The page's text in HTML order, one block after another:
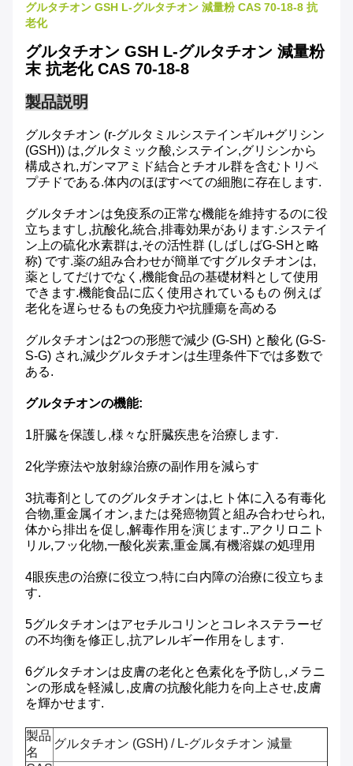
グルタチオン GSH L-グルタチオン 減量粉 CAS 70-18-8 抗
老化
グルタチオン GSH L-グルタチオン 減量粉
末 抗老化 CAS 70-18-8
製品説明
グルタチオン (r-グルタミルシステインギル+グリシン
(GSH)) は,グルタミック酸,システイン,グリシンから
構成され,ガンマアミド結合とチオル群を含むトリペ
プチドである.体内のほぼすべての細胞に存在します.
グルタチオンは免疫系の正常な機能を維持するのに役
立ちますし,抗酸化,統合,排毒効果があります.システイ
ン上の硫化水素群は,その活性群 (しばしばG-SHと略
称) です.薬の組み合わせが簡単ですグルタチオンは,
薬としてだけでなく,機能食品の基礎材料として使用
できます.機能食品に広く使用されているもの 例えば
老化を遅らせるもの免疫力や抗腫瘍を高める
グルタチオンは2つの形態で減少 (G-SH) と酸化 (G-S-
S-G) され,減少グルタチオンは生理条件下では多数で
ある.
グルタチオンの機能:
1肝臓を保護し,様々な肝臓疾患を治療します.
2化学療法や放射線治療の副作用を減らす
3抗毒剤としてのグルタチオンは,ヒト体に入る有毒化
合物,重金属イオン,または発癌物質と組み合わせられ,
体から排出を促し,解毒作用を演じます..アクリロニト
リル,フッ化物,一酸化炭素,重金属,有機溶媒の処理用
4眼疾患の治療に役立つ,特に白内障の治療に役立ちま
す.
5グルタチオンはアセチルコリンとコレネステラーゼ
の不均衡を修正し,抗アレルギー作用をします.
6グルタチオンは皮膚の老化と色素化を予防し,メラニ
ンの形成を軽減し,皮膚の抗酸化能力を向上させ,皮膚
を輝かせます.
製品
名
グルタチオン (GSH) / L-グルタチオン 減量